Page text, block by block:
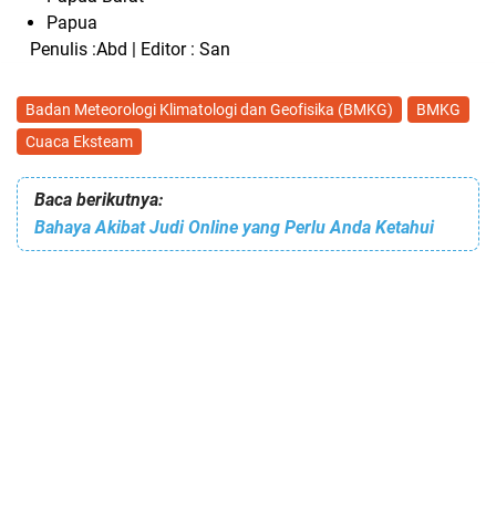
Papua
Penulis :Abd | Editor : San
Badan Meteorologi Klimatologi dan Geofisika (BMKG)
BMKG
Cuaca Eksteam
Baca berikutnya:
Bahaya Akibat Judi Online yang Perlu Anda Ketahui